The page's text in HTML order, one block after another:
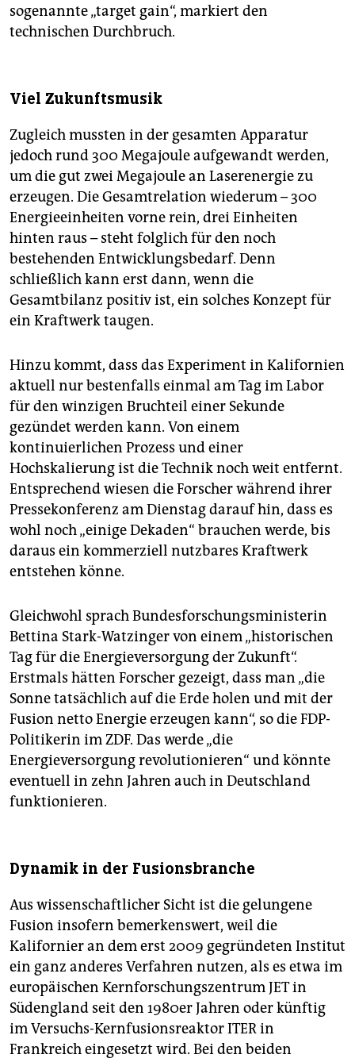
sogenannte „target gain“, markiert den
technischen Durchbruch.
Viel Zukunftsmusik
Zugleich mussten in der gesamten Apparatur
jedoch rund 300 Megajoule aufgewandt werden,
um die gut zwei Megajoule an Laserenergie zu
erzeugen. Die Gesamtrelation wiederum – 300
Energieeinheiten vorne rein, drei Einheiten
hinten raus – steht folglich für den noch
bestehenden Entwicklungsbedarf. Denn
schließlich kann erst dann, wenn die
Gesamtbilanz positiv ist, ein solches Konzept für
ein Kraftwerk taugen.
Hinzu kommt, dass das Experiment in Kalifornien
aktuell nur bestenfalls einmal am Tag im Labor
für den winzigen Bruchteil einer Sekunde
gezündet werden kann. Von einem
kontinuierlichen Prozess und einer
Hochskalierung ist die Technik noch weit entfernt.
Entsprechend wiesen die Forscher während ihrer
Pressekonferenz am Dienstag darauf hin, dass es
wohl noch „einige Dekaden“ brauchen werde, bis
daraus ein kommerziell nutzbares Kraftwerk
entstehen könne.
Gleichwohl sprach Bundesforschungsministerin
Bettina Stark-Watzinger von einem „historischen
Tag für die Energieversorgung der Zukunft“.
Erstmals hätten Forscher gezeigt, dass man „die
Sonne tatsächlich auf die Erde holen und mit der
Fusion netto Energie erzeugen kann“, so die FDP-
Politikerin im ZDF. Das werde „die
Energieversorgung revolutionieren“ und könnte
eventuell in zehn Jahren auch in Deutschland
funktionieren.
Dynamik in der Fusionsbranche
Aus wissenschaftlicher Sicht ist die gelungene
Fusion insofern bemerkenswert, weil die
Kalifornier an dem erst 2009 gegründeten Institut
ein ganz anderes Verfahren nutzen, als es etwa im
europäischen Kernforschungszentrum JET in
Südengland seit den 1980er Jahren oder künftig
im Versuchs-Kernfusionsreaktor ITER in
Frankreich eingesetzt wird. Bei den beiden